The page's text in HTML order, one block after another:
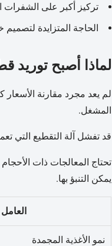
تركيز أكبر على الشفرات
الحاجة المتزايدة
لماذا أصبح توريد
لم يعد مجرد مقارنة
المشغل.
قد تفشل آلة التقطيع التي
تحتاج المعالجات ذات
يمكن التنبؤ بها.
نمو الأغذية المجمدة